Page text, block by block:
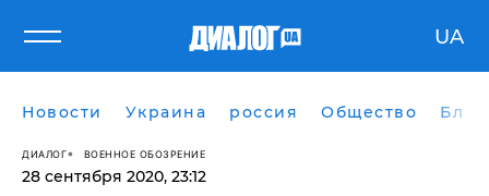
UA
Новости Украина россия Общество
ДИАЛОГ ВОЕННОЕ ОБОЗРЕНИЕ
28 сентября 2020, 23:12